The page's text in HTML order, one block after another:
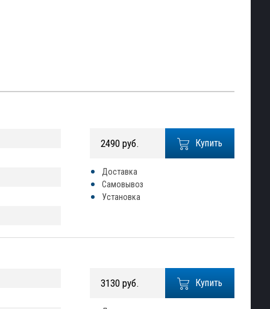
Купить
2490 руб.
Доставка
Самовывоз
Установка
Купить
3130 руб.